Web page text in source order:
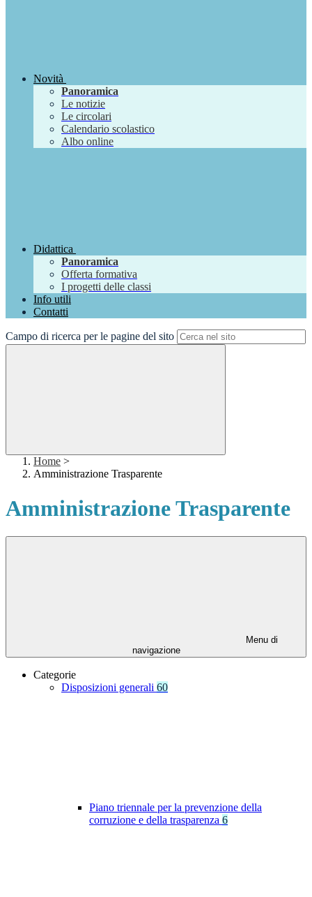
Novità
Panoramica
Le notizie
Le circolari
Calendario scolastico
Albo online
Didattica
Panoramica
Offerta formativa
I progetti delle classi
Info utili
Contatti
Campo di ricerca per le pagine del sito
Home >
Amministrazione Trasparente
Amministrazione Trasparente
Menu di
navigazione
Categorie
Disposizioni generali 60
Piano triennale per la prevenzione della
corruzione e della trasparenza 6